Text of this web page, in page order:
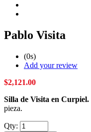
Pablo Visita
(0s)
Add your review
$2,121.00
Silla de Visita en Curpiel.
pieza.
Qty: